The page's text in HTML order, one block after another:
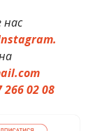
нас
266 02 08